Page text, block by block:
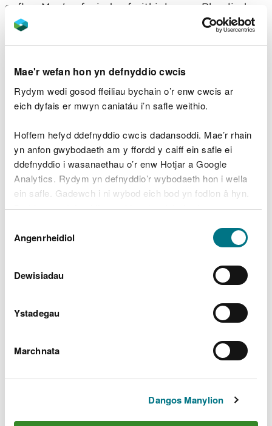
Mae'r wefan hon yn defnyddio cwcis
Rydym wedi gosod ffeiliau bychain o’r enw cwcis ar
eich dyfais er mwyn caniatáu i’n safle weithio.
Hoffem hefyd ddefnyddio cwcis dadansoddi. Mae’r rhain
yn anfon gwybodaeth am y ffordd y caiff ein safle ei
ddefnyddio i wasanaethau o’r enw Hotjar a Google
Analytics. Rydym yn defnyddio’r wybodaeth hon i wella
ein safle. Gadewch i ni wybod eich bod yn fodlon â hyn.
Byddwn yn defnyddio cwci i gadw eich dewis.
Gellirdarllen mwy am ein cwcis cyn i chi ddewis.
Caniatâd
Angenrheidiol
Dewisiadau
Ystadegau
Marchnata
Dangos Manylion
gyflwr. Mae'n ofyniad cyfreithiol gan y Rheoliadau
Cynefinoedd fod datblygwyr yn darparu'r holl
wybodaeth angenrheidiol i alluogi i Asesiad
Sut i ganfod a yw'ch
cynllun yn effeithio ar
Gallwch ganfod a yw eich cynllun ynni dŵr
arfaethedig wedi'i leoli ar neu’n gyfagos i safle
dynodedig, a'r nodweddion y mae safle wedi cael
drwy edrych ar y mapiau a'r
neu Geo-borth MapDataCymru Llywodraeth Cymru
Rhywogaethau a
gwarchodedig
Gall rhywogaethau a chynefinoedd gwarchodedig
hefyd fod yn bresennol ar safle sydd wedi’i ddynodi
ar gyfer cadwraeth natur neu'r tu allan iddo a
derbyn diogelwch cyfreithiol arbennig dan gyfraith
amgylcheddol. Mae rhywogaethau a chynefinoedd
a restrir yn Adran 7 o Ddeddf yr Amgylchedd